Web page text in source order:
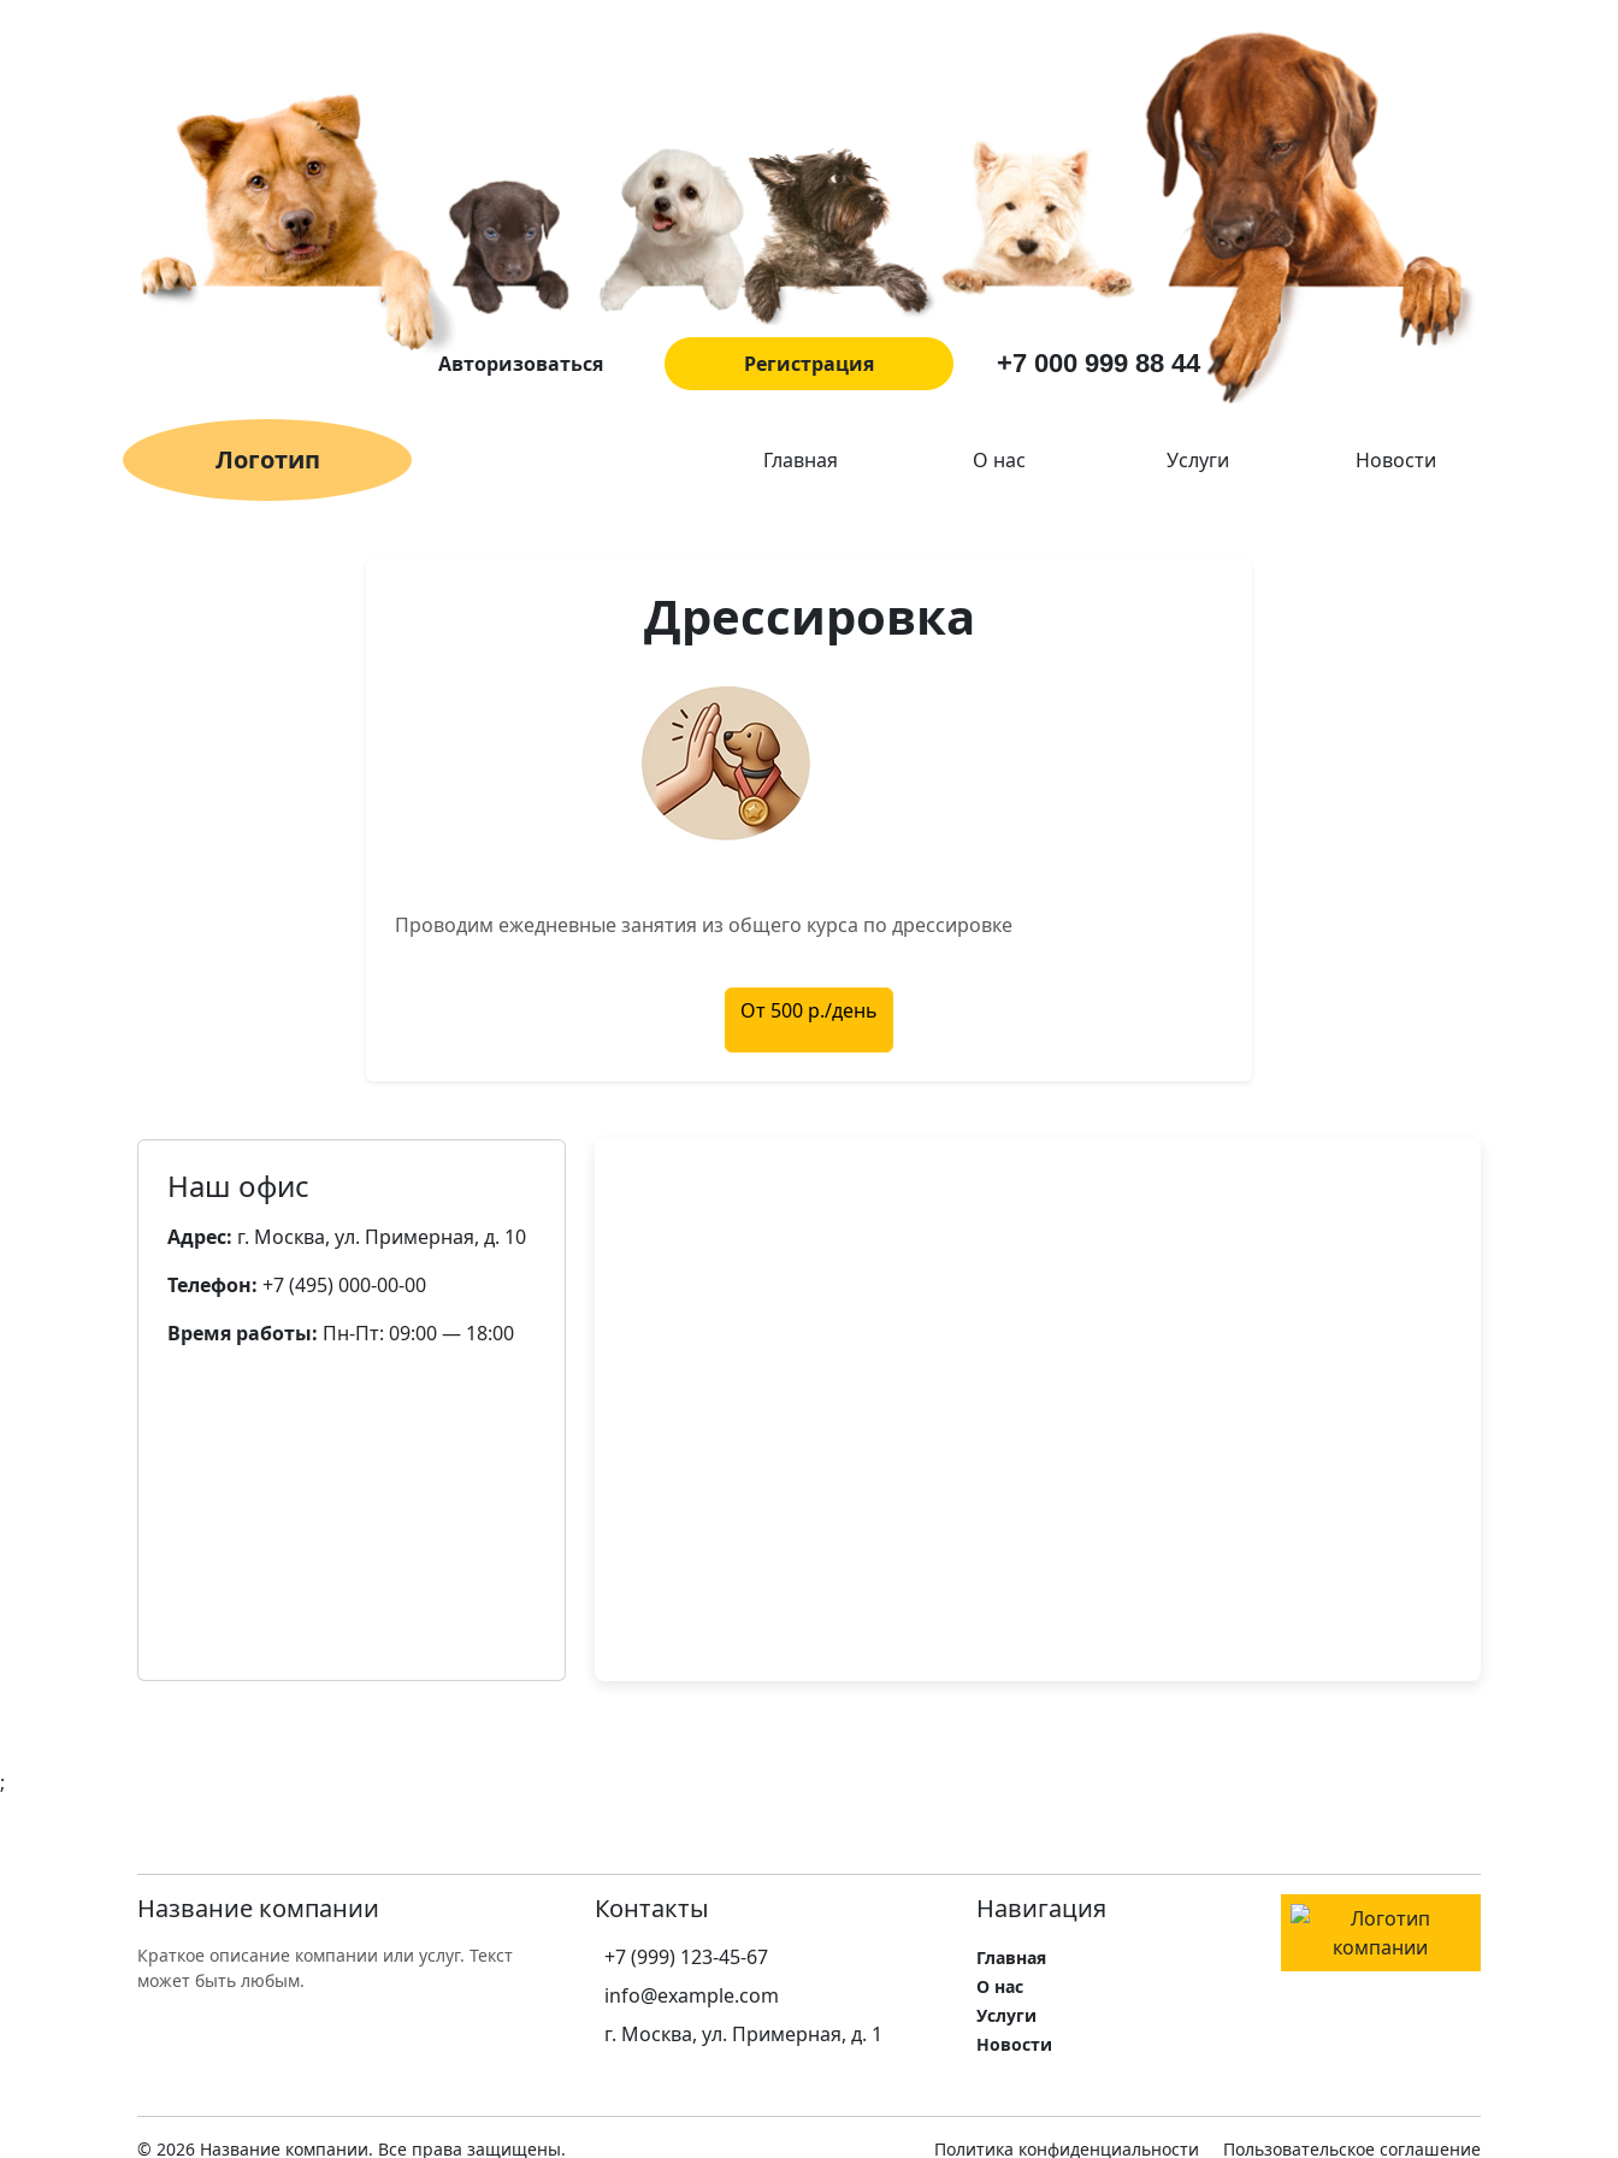
Авторизоваться Регистрация +7 000 999 88 44
Логотип Главная О нас Услуги Новости
Дрессировка
От 500 р./день
Наш офис
Адрес: г. Москва, ул. Примерная, д. 10
Телефон: +7 (495) 000-00-00
Время работы: Пн-Пт: 09:00 — 18:00
;
Название компании
Краткое описание компании или услуг. Текст
может быть любым.
Контакты
+7 (999) 123-45-67
info@example.com
г. Москва, ул. Примерная, д. 1
Навигация
Главная
О нас
Услуги
Новости
© 2026 Название компании. Все права защищены. Политика конфиденциальности Пользовательское соглашение